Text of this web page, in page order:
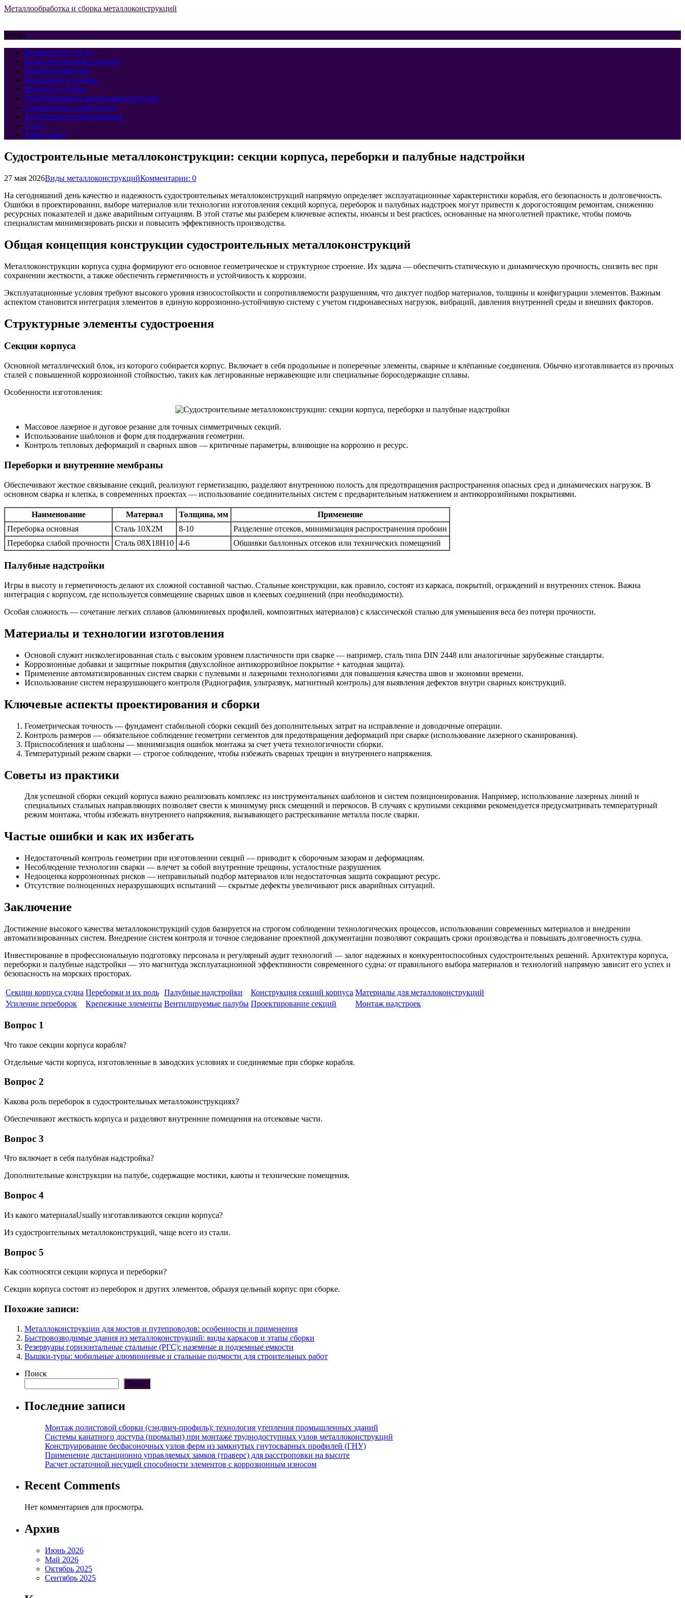
Металлообработка и сборка металлоконструкций
Меню
Безопасность труда
Виды металлоконструкций
Контроль качества
Материалы и сплавы
Монтаж и сборка
Проектирование металлоконструкций
Современные технологии
Технологии и оборудование
О нас
Карта сайта
Судостроительные металлоконструкции: секции корпуса, переборки и палубные надстройки
27 мая 2026Виды металлоконструкцийКомментарии: 0
На сегодняшний день качество и надежность судостроительных металлоконструкций напрямую определяет эксплуатационные характеристики корабля, его безопасность и долговечность.
Ошибки в проектировании, выборе материалов или технологии изготовления секций корпуса, переборок и палубных надстроек могут привести к дорогостоящим ремонтам, снижению
ресурсных показателей и даже аварийным ситуациям. В этой статье мы разберем ключевые аспекты, нюансы и best practices, основанные на многолетней практике, чтобы помочь
специалистам минимизировать риски и повысить эффективность производства.
Общая концепция конструкции судостроительных металлоконструкций
Металлоконструкции корпуса судна формируют его основное геометрическое и структурное строение. Их задача — обеспечить статическую и динамическую прочность, снизить вес при
сохранении жесткости, а также обеспечить герметичность и устойчивость к коррозии.
Эксплуатационные условия требуют высокого уровня износостойкости и сопротивляемости разрушениям, что диктует подбор материалов, толщины и конфигурации элементов. Важным
аспектом становится интеграция элементов в единую коррозионно-устойчивую систему с учетом гидронавесных нагрузок, вибраций, давления внутренней среды и внешних факторов.
Структурные элементы судостроения
Секции корпуса
Основной металлический блок, из которого собирается корпус. Включает в себя продольные и поперечные элементы, сварные и клёпанные соединения. Обычно изготавливается из прочных
сталей с повышенной коррозионной стойкостью, таких как легированные нержавеющие или специальные боросодержащие сплавы.
Особенности изготовления:
Массовое лазерное и дуговое резание для точных симметричных секций.
Использование шаблонов и форм для поддержания геометрии.
Контроль тепловых деформаций и сварных швов — критичные параметры, влияющие на коррозию и ресурс.
Переборки и внутренние мембраны
Обеспечивают жесткое связывание секций, реализуют герметизацию, разделяют внутреннюю полость для предотвращения распространения опасных сред и динамических нагрузок. В
основном сварка и клепка, в современных проектах — использование соединительных систем с предварительным натяжением и антикоррозийными покрытиями.
Наименование Материал Толщина, мм
Применение
Переборка основная
Сталь 10Х2М 8-10
Разделение отсеков, минимизация распространения пробоин
Переборка слабой прочности
Сталь 08Х18Н10 4-6 Обшивки баллонных отсеков или технических помещений
Палубные надстройки
Игры в высоту и герметичность делают их сложной составной частью. Стальные конструкции, как правило, состоят из каркаса, покрытий, ограждений и внутренних стенок. Важна
интеграция с корпусом, где используется совмещение сварных швов и клеевых соединений (при необходимости).
Особая сложность — сочетание легких сплавов (алюминиевых профилей, композитных материалов) с классической сталью для уменьшения веса без потери прочности.
Материалы и технологии изготовления
Основой служит низколегированная сталь с высоким уровнем пластичности при сварке — например, сталь типа DIN 2448 или аналогичные зарубежные стандарты.
Коррозионные добавки и защитные покрытия (двухслойное антикоррозийное покрытие + катодная защита).
Применение автоматизированных систем сварки с пулевыми и лазерными технологиями для повышения качества швов и экономии времени.
Использование систем неразрушающего контроля (Радиография, ультразвук, магнитный контроль) для выявления дефектов внутри сварных конструкций.
Ключевые аспекты проектирования и сборки
Геометрическая точность — фундамент стабильной сборки секций без дополнительных затрат на исправление и доводочные операции.
Контроль размеров — обязательное соблюдение геометрии сегментов для предотвращения деформаций при сварке (использование лазерного сканирования).
Приспособления и шаблоны — минимизация ошибок монтажа за счет учета технологичности сборки.
Температурный режим сварки — строгое соблюдение, чтобы избежать сварных трещин и внутреннего напряжения.
Советы из практики
Для успешной сборки секций корпуса важно реализовать комплекс из инструментальных шаблонов и систем позиционирования. Например, использование лазерных линий и
специальных стальных направляющих позволяет свести к минимуму риск смещений и перекосов. В случаях с крупными секциями рекомендуется предусматривать температурный
режим монтажа, чтобы избежать внутреннего напряжения, вызывающего растрескивание металла после сварки.
Частые ошибки и как их избегать
Недостаточный контроль геометрии при изготовлении секций — приводит к сборочным зазорам и деформациям.
Несоблюдение технологии сварки — влечет за собой внутренние трещины, усталостные разрушения.
Недооценка коррозионных рисков — неправильный подбор материалов или недостаточная защита сокращают ресурс.
Отсутствие полноценных неразрушающих испытаний — скрытые дефекты увеличивают риск аварийных ситуаций.
Заключение
Достижение высокого качества металлоконструкций судов базируется на строгом соблюдении технологических процессов, использовании современных материалов и внедрении
автоматизированных систем. Внедрение систем контроля и точное следование проектной документации позволяют сокращать сроки производства и повышать долговечность судна.
Инвестирование в профессиональную подготовку персонала и регулярный аудит технологий — залог надежных и конкурентоспособных судостроительных решений. Архитектура корпуса,
переборки и палубные надстройки — это магнитуда эксплуатационной эффективности современного судна: от правильного выбора материалов и технологий напрямую зависит его успех и
безопасность на морских просторах.
Секции корпуса судна Переборки и их роль Палубные надстройки Конструкция секций корпуса Материалы для металлоконструкций
Усиление переборок
Крепежные элементы Вентилируемые палубы Проектирование секций Монтаж надстроек
Вопрос 1
Что такое секции корпуса корабля?
Отдельные части корпуса, изготовленные в заводских условиях и соединяемые при сборке корабля.
Вопрос 2
Какова роль переборок в судостроительных металлоконструкциях?
Обеспечивают жесткость корпуса и разделяют внутренние помещения на отсековые части.
Вопрос 3
Что включает в себя палубная надстройка?
Дополнительные конструкции на палубе, содержащие мостики, каюты и технические помещения.
Вопрос 4
Из какого материалаUsually изготавливаются секции корпуса?
Из судостроительных металлоконструкций, чаще всего из стали.
Вопрос 5
Как соотносятся секции корпуса и переборки?
Секции корпуса состоят из переборок и других элементов, образуя цельный корпус при сборке.
Похожие записи:
Металлоконструкции для мостов и путепроводов: особенности и применения
Быстровозводимые здания из металлоконструкций: виды каркасов и этапы сборки
Резервуары горизонтальные стальные (РГС): наземные и подземные емкости
Вышки-туры: мобильные алюминиевые и стальные подмости для строительных работ
Поиск
Поиск
Последние записи
Монтаж полистовой сборки (сэндвич-профиль): технология утепления промышленных зданий
Системы канатного доступа (промальп) при монтаже труднодоступных узлов металлоконструкций
Конструирование бесфасоночных узлов ферм из замкнутых гнутосварных профилей (ГНУ)
Применение дистанционно управляемых замков (траверс) для расстроповки на высоте
Расчет остаточной несущей способности элементов с коррозионным износом
Recent Comments
Нет комментариев для просмотра.
Архив
Июнь 2026
Май 2026
Октябрь 2025
Сентябрь 2025